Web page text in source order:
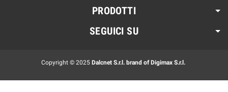
PRODOTTI
SEGUICI SU
Copyright © 2025 Dalcnet S.r.l. brand of Digimax S.r.l.